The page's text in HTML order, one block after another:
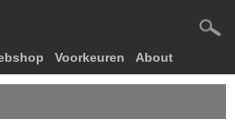
Voorkeuren About